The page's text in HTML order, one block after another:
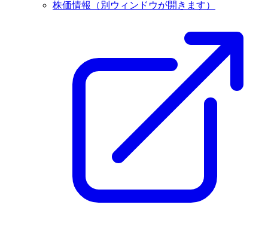
株価情報
（別ウィンドウが開きます）